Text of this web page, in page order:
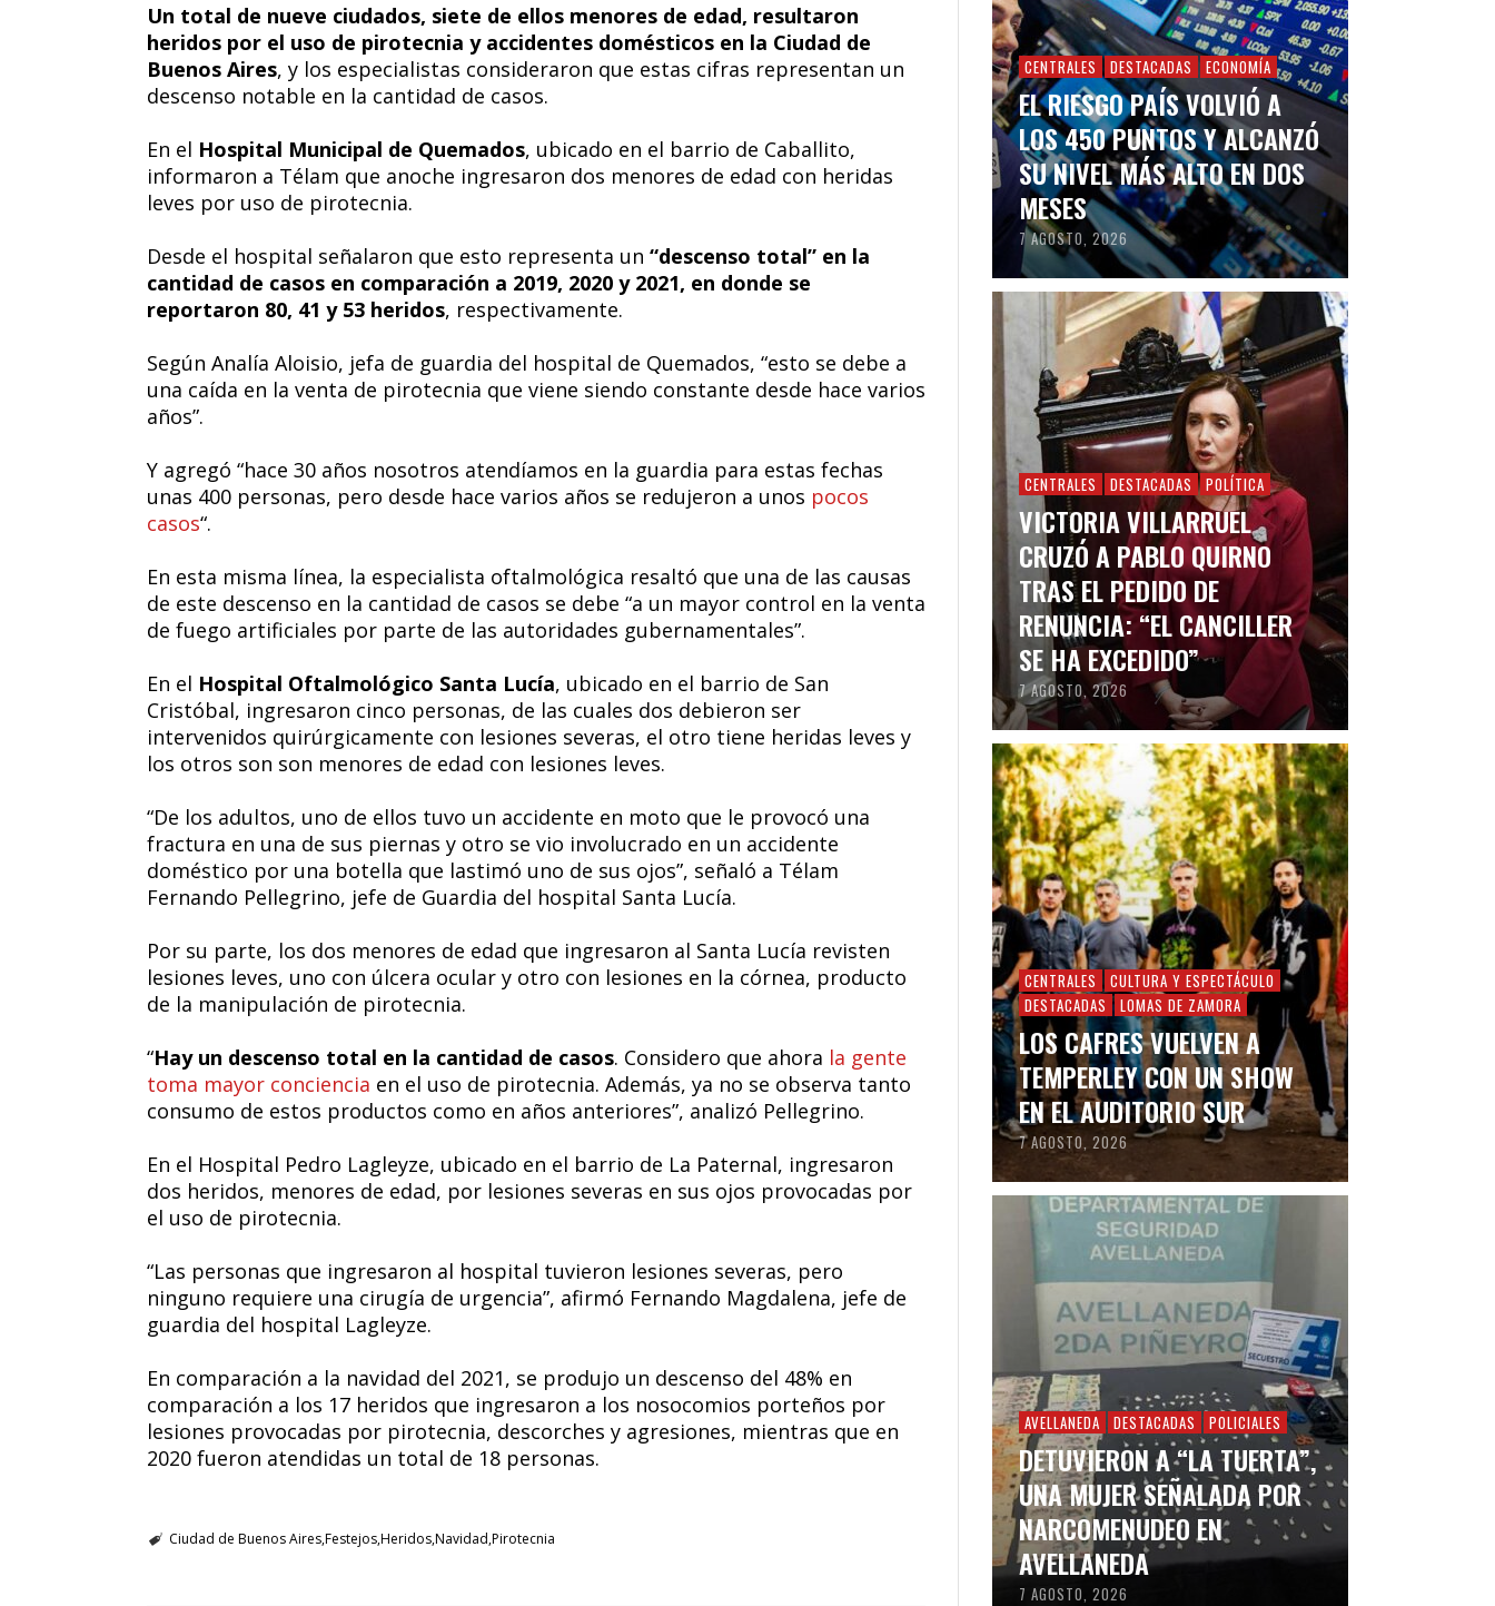
Un total de nueve ciudados, siete de ellos menores de edad, resultaron
heridos por el uso de pirotecnia y accidentes domésticos en la Ciudad de
Buenos Aires, y los especialistas consideraron que estas cifras representan un
descenso notable en la cantidad de casos.
En el Hospital Municipal de Quemados, ubicado en el barrio de Caballito,
informaron a Télam que anoche ingresaron dos menores de edad con heridas
leves por uso de pirotecnia.
Desde el hospital señalaron que esto representa un “descenso total” en la
cantidad de casos en comparación a 2019, 2020 y 2021, en donde se
reportaron 80, 41 y 53 heridos, respectivamente.
Según Analía Aloisio, jefa de guardia del hospital de Quemados, “esto se debe a
una caída en la venta de pirotecnia que viene siendo constante desde hace varios
años”.
Y agregó “hace 30 años nosotros atendíamos en la guardia para estas fechas
unas 400 personas, pero desde hace varios años se redujeron a unos pocos
casos“.
En esta misma línea, la especialista oftalmológica resaltó que una de las causas
de este descenso en la cantidad de casos se debe “a un mayor control en la venta
de fuego artificiales por parte de las autoridades gubernamentales”.
En el Hospital Oftalmológico Santa Lucía, ubicado en el barrio de San
Cristóbal, ingresaron cinco personas, de las cuales dos debieron ser
intervenidos quirúrgicamente con lesiones severas, el otro tiene heridas leves y
los otros son son menores de edad con lesiones leves.
“De los adultos, uno de ellos tuvo un accidente en moto que le provocó una
fractura en una de sus piernas y otro se vio involucrado en un accidente
doméstico por una botella que lastimó uno de sus ojos”, señaló a Télam
Fernando Pellegrino, jefe de Guardia del hospital Santa Lucía.
Por su parte, los dos menores de edad que ingresaron al Santa Lucía revisten
lesiones leves, uno con úlcera ocular y otro con lesiones en la córnea, producto
de la manipulación de pirotecnia.
“Hay un descenso total en la cantidad de casos. Considero que ahora la gente
toma mayor conciencia en el uso de pirotecnia. Además, ya no se observa tanto
consumo de estos productos como en años anteriores”, analizó Pellegrino.
En el Hospital Pedro Lagleyze, ubicado en el barrio de La Paternal, ingresaron
dos heridos, menores de edad, por lesiones severas en sus ojos provocadas por
el uso de pirotecnia.
“Las personas que ingresaron al hospital tuvieron lesiones severas, pero
ninguno requiere una cirugía de urgencia”, afirmó Fernando Magdalena, jefe de
guardia del hospital Lagleyze.
En comparación a la navidad del 2021, se produjo un descenso del 48% en
comparación a los 17 heridos que ingresaron a los nosocomios porteños por
lesiones provocadas por pirotecnia, descorches y agresiones, mientras que en
2020 fueron atendidas un total de 18 personas.
Ciudad de Buenos AiresFestejosHeridosNavidad Pirotecnia
CENTRALES DESTACADAS ECONOMÍA
EL RIESGO PAÍS VOLVIÓ A
LOS 450 PUNTOS Y ALCANZÓ
SU NIVEL MÁS ALTO EN DOS
MESES
7 AGOSTO, 2026
CENTRALES DESTACADAS POLÍTICA
VICTORIA VILLARRUEL
CRUZÓ A PABLO QUIRNO
TRAS EL PEDIDO DE
RENUNCIA: “EL CANCILLER
SE HA EXCEDIDO”
7 AGOSTO, 2026
CENTRALES
CULTURA Y ESPECTÁCULO
DESTACADAS
LOMAS DE ZAMORA
LOS CAFRES VUELVEN A
TEMPERLEY CON UN SHOW
EN EL AUDITORIO SUR
7 AGOSTO, 2026
AVELLANEDA DESTACADAS POLICIALES
DETUVIERON A “LA TUERTA”,
UNA MUJER SEÑALADA POR
NARCOMENUDEO EN
AVELLANEDA
7 AGOSTO, 2026